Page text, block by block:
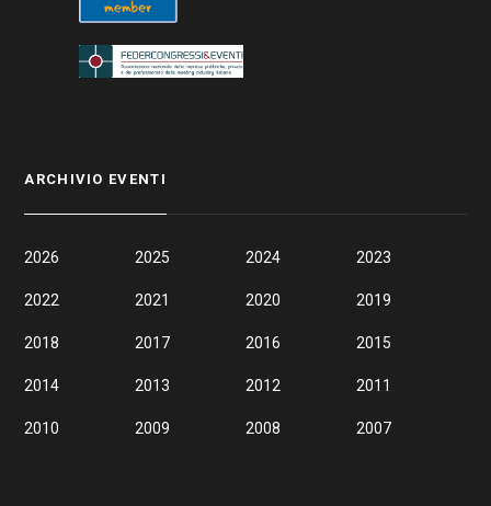
ARCHIVIO EVENTI
2026 2025 2024 2023
2022 2021 2020 2019
2018 2017 2016 2015
2014 2013 2012 2011
2010 2009 2008 2007